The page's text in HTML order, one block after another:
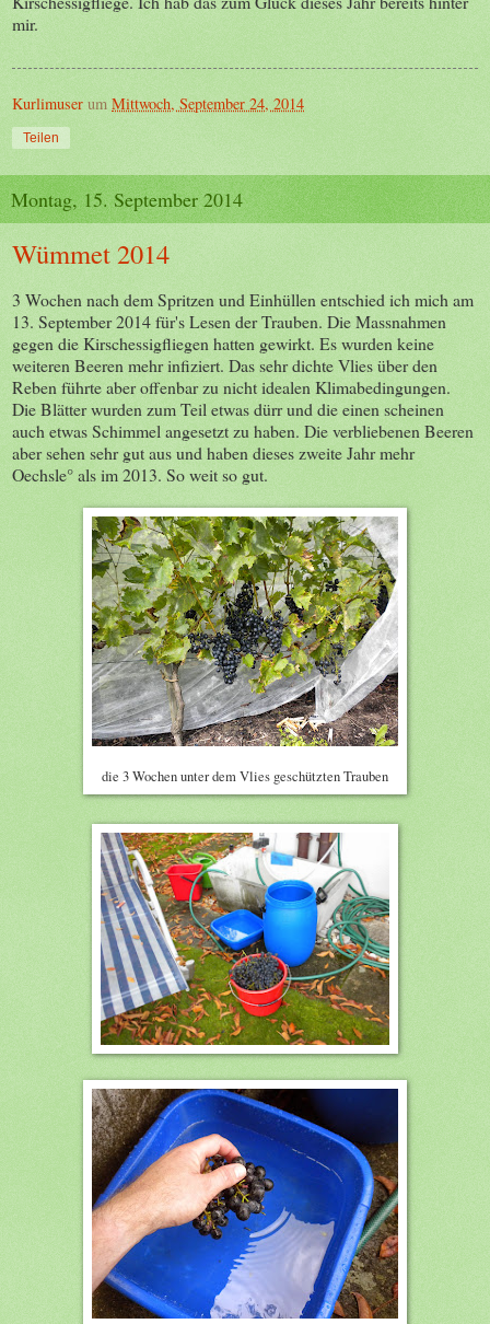
mir.
Kurlimuser um Mittwoch, September 24, 2014
Teilen
Montag, 15. September 2014
Wümmet 2014
3 Wochen nach dem Spritzen und Einhüllen entschied ich mich am
13. September 2014 für's Lesen der Trauben. Die Massnahmen
gegen die Kirschessigfliegen hatten gewirkt. Es wurden keine
weiteren Beeren mehr infiziert. Das sehr dichte Vlies über den
Reben führte aber offenbar zu nicht idealen Klimabedingungen.
Die Blätter wurden zum Teil etwas dürr und die einen scheinen
auch etwas Schimmel angesetzt zu haben. Die verbliebenen Beeren
aber sehen sehr gut aus und haben dieses zweite Jahr mehr
Oechsle° als im 2013. So weit so gut.
die 3 Wochen unter dem Vlies geschützten Trauben